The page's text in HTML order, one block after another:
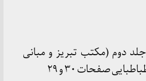
جلد دوم (مکتب تبریز و مبانی
صفحات ۳۰ و ۲۹